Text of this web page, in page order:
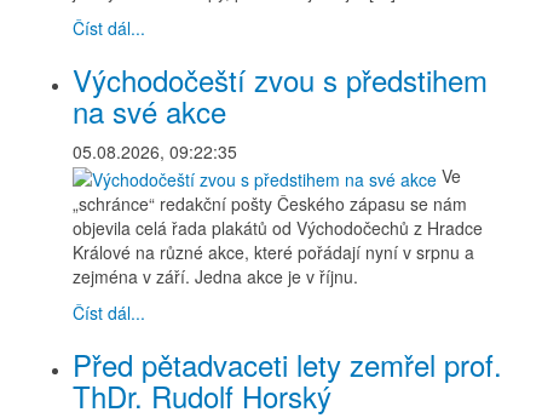
Číst dál...
Východočeští zvou s předstihem
na své akce
05.08.2026, 09:22:35
Ve
„schránce“ redakční pošty Českého zápasu se nám
objevila celá řada plakátů od Východočechů z Hradce
Králové na různé akce, které pořádají nyní v srpnu a
zejména v září. Jedna akce je v říjnu.
Číst dál...
Před pětadvaceti lety zemřel prof.
ThDr. Rudolf Horský